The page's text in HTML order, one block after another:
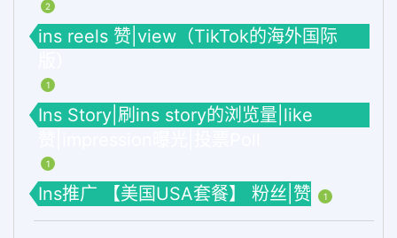
2
ins reels 赞|view（TikTok的海外国际
1
Ins Story|刷ins story的浏览量|like
1
Ins推广 【美国USA套餐】 粉丝|赞 1